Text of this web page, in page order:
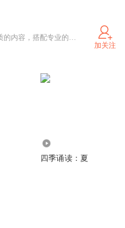
陪伴是最好的教育！我们用优质的内容，搭配专业的声音，为全中国的孩子提供的高标准教育！
加关注
四季诵读：夏